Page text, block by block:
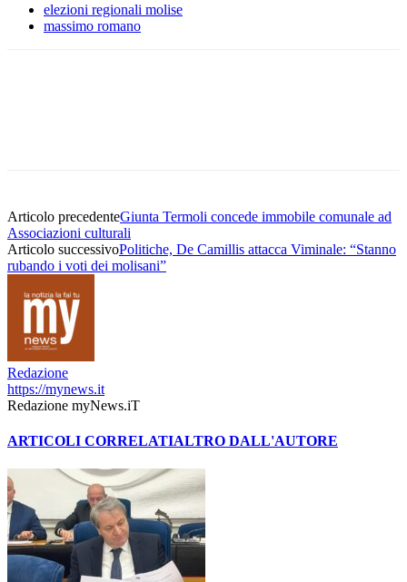
elezioni regionali molise
massimo romano
Articolo precedenteGiunta Termoli concede immobile comunale ad
Associazioni culturali
Articolo successivoPolitiche, De Camillis attacca Viminale: “Stanno
rubando i voti dei molisani”
Redazione
https://mynews.it
Redazione myNews.iT
ARTICOLI CORRELATIALTRO DALL'AUTORE